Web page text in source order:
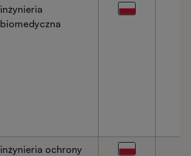
inżynieria
biomedyczna
inżynieria ochrony